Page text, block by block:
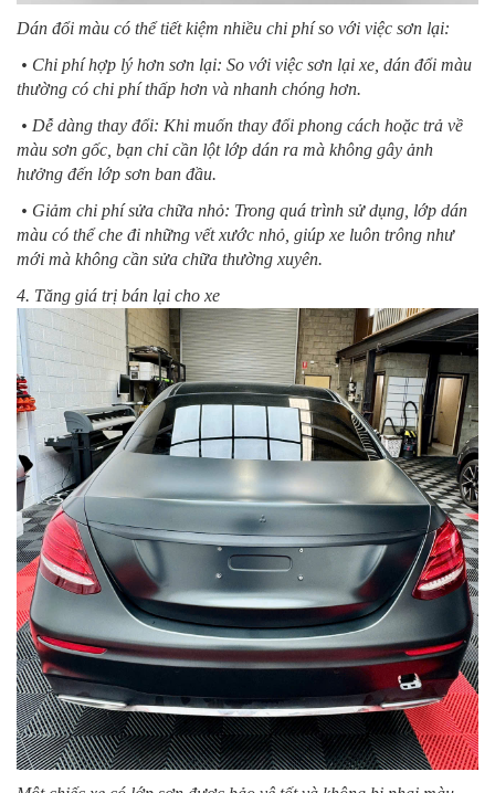
Dán đổi màu có thể tiết kiệm nhiều chi phí so với việc sơn lại:
• Chi phí hợp lý hơn sơn lại: So với việc sơn lại xe, dán đổi màu
thường có chi phí thấp hơn và nhanh chóng hơn.
• Dễ dàng thay đổi: Khi muốn thay đổi phong cách hoặc trả về
màu sơn gốc, bạn chỉ cần lột lớp dán ra mà không gây ảnh
hưởng đến lớp sơn ban đầu.
• Giảm chi phí sửa chữa nhỏ: Trong quá trình sử dụng, lớp dán
màu có thể che đi những vết xước nhỏ, giúp xe luôn trông như
mới mà không cần sửa chữa thường xuyên.
4. Tăng giá trị bán lại cho xe